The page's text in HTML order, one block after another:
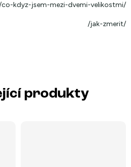
kdyz-jsem-mezi-dvemi-velikostmi/
/jak-zmerit/
produkty